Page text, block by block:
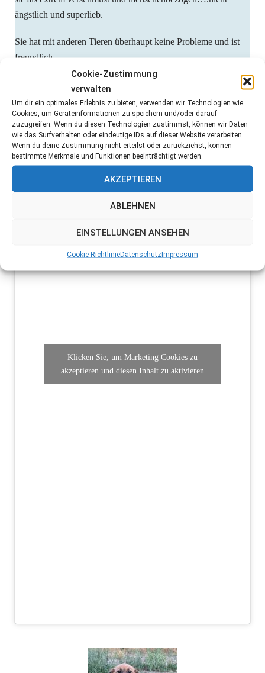
Cookie-Zustimmung
verwalten
Um dir ein optimales Erlebnis zu bieten, verwenden wir Technologien wie
Cookies, um Geräteinformationen zu speichern und/oder darauf
zuzugreifen. Wenn du diesen Technologien zustimmst, können wir Daten
wie das Surfverhalten oder eindeutige IDs auf dieser Website verarbeiten.
Wenn du deine Zustimmung nicht erteilst oder zurückziehst, können
bestimmte Merkmale und Funktionen beeinträchtigt werden.
AKZEPTIEREN
ABLEHNEN
EINSTELLUNGEN ANSEHEN
Cookie-RichtlinieDatenschutzImpressum
ängstlich und superlieb.
Sie hat mit anderen Tieren überhaupt keine Probleme und ist
freundlich.
Wir hoffen, dass die hübsche HÜndin bald ein Zuhause findet
Klicken Sie, um Marketing Cookies zu
akzeptieren und diesen Inhalt zu aktivieren